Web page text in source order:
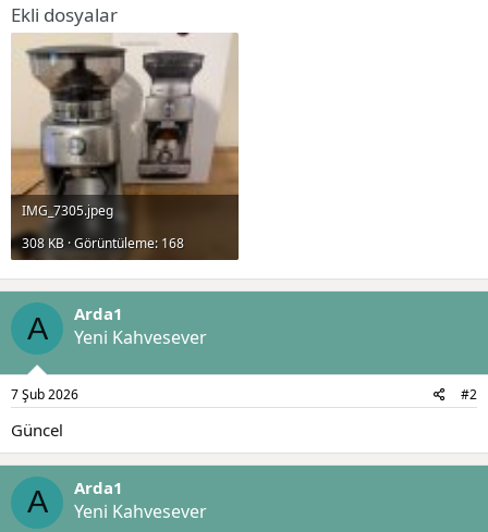
Ekli dosyalar
IMG_7305.jpeg
308 KB · Görüntüleme: 168
A Arda1
Yeni Kahvesever
7 Şub 2026 #2
Güncel
A Arda1
Yeni Kahvesever